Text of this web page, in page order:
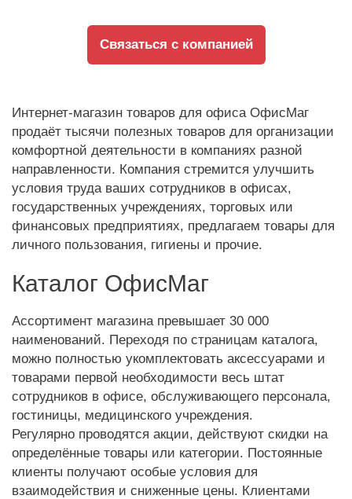
Связаться с компанией
Интернет-магазин товаров для офиса ОфисМаг
продаёт тысячи полезных товаров для организации
комфортной деятельности в компаниях разной
направленности. Компания стремится улучшить
условия труда ваших сотрудников в офисах,
государственных учреждениях, торговых или
финансовых предприятиях, предлагаем товары для
личного пользования, гигиены и прочие.
Каталог ОфисМаг
Ассортимент магазина превышает 30 000
наименований. Переходя по страницам каталога,
можно полностью укомплектовать аксессуарами и
товарами первой необходимости весь штат
сотрудников в офисе, обслуживающего персонала,
гостиницы, медицинского учреждения.
Регулярно проводятся акции, действуют скидки на
определённые товары или категории. Постоянные
клиенты получают особые условия для
взаимодействия и сниженные цены. Клиентами